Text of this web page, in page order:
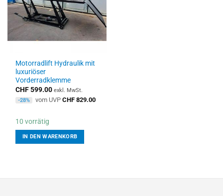
Motorradlift Hydraulik mit
luxuriöser
Vorderradklemme
CHF599.00 exkl. MwSt.
-28%
vom UVPCHF 829.00
10 vorrätig
IN DEN WARENKORB